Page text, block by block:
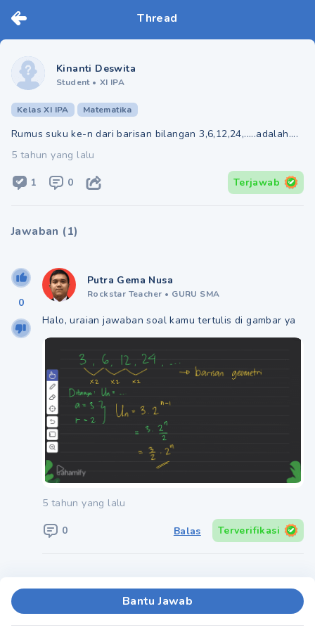
Thread
Kinanti Deswita
Student • XI IPA
Kelas XI IPA Matematika
Rumus suku ke-n dari barisan bilangan 3,6,12,24,.....adalah....
5 tahun yang lalu
1 0 Terjawab
Jawaban (1)
0
Putra Gema Nusa
Rockstar Teacher • GURU SMA
Halo, uraian jawaban soal kamu tertulis di gambar ya
5 tahun yang lalu
0 Balas Terverifikasi
Bantu Jawab